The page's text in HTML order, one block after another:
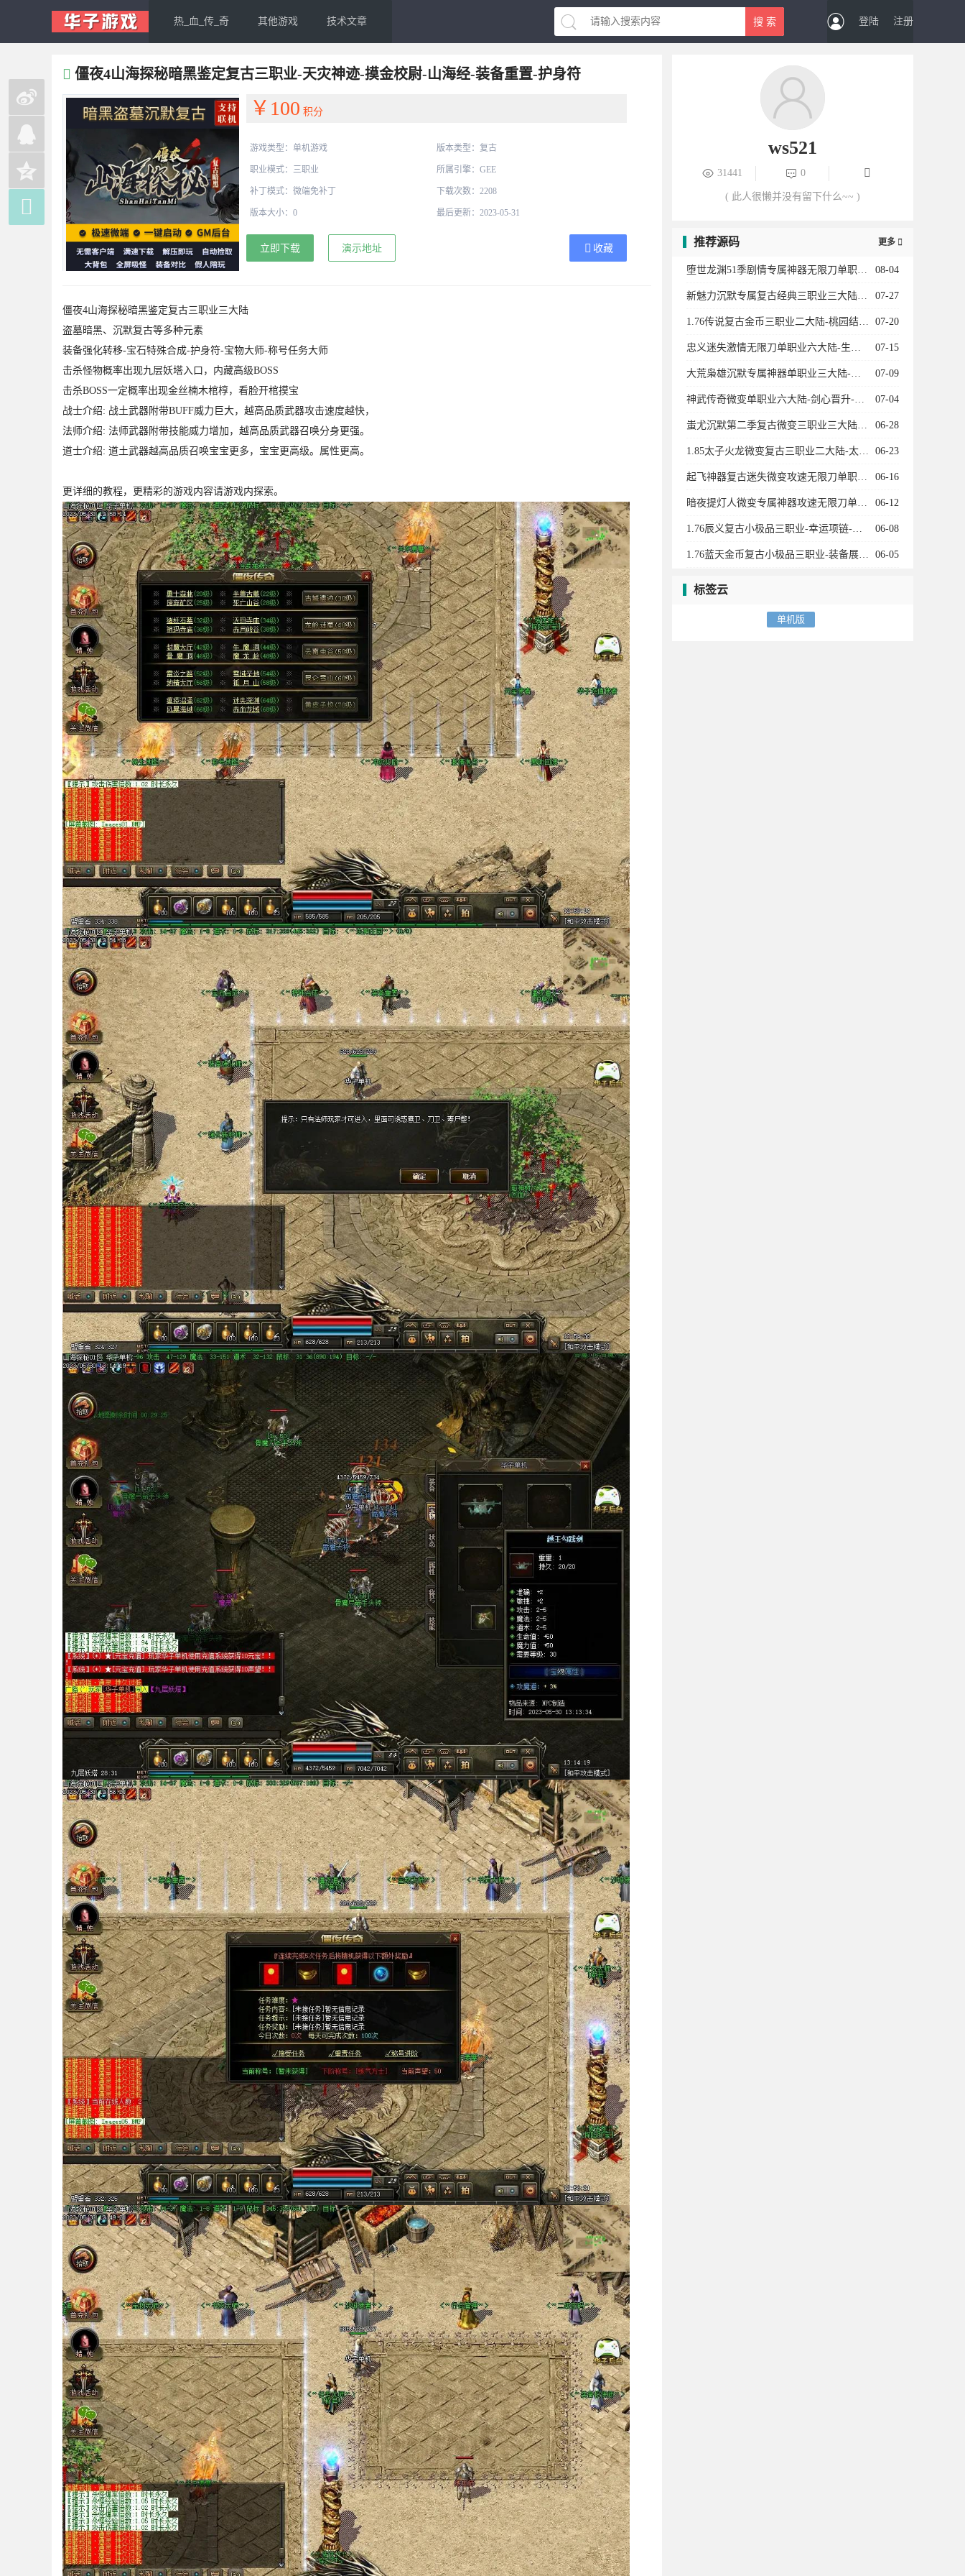
热_血_传_奇 其他游戏 技术文章 登陆 注册
僵夜4山海探秘暗黑鉴定复古三职业-天灾神迹-摸金校尉-山海经-装备重置-护身符
￥100 积分
游戏类型：单机游戏 版本类型：复古
职业模式：三职业 所属引擎：GEE
补丁模式：微端免补丁 下载次数：2208
版本大小：0 最后更新：2023-05-31
立即下载 演示地址 收藏
僵夜4山海探秘暗黑鉴定复古三职业三大陆
盗墓暗黑、沉默复古等多种元素
装备强化转移-宝石特殊合成-护身符-宝物大师-称号任务大师
击杀怪物概率出现九层妖塔入口，内藏高级BOSS
击杀BOSS一定概率出现金丝楠木棺椁，看脸开棺摸宝
战士介绍: 战土武器附带BUFF威力巨大，越高品质武器攻击速度越快，
法师介绍: 法师武器附带技能威力增加，越高品质武器召唤分身更强。
道士介绍: 道土武器越高品质召唤宝宝更多，宝宝更高级。属性更高。
更详细的教程，更精彩的游戏内容请游戏内探索。
ws521
31441 0
( 此人很懒并没有留下什么~~ )
更多 
推荐源码
08-04
堕世龙渊51季剧情专属神器无限刀单职业12大陆-勋章升级-骑士团-装备强化-BUFF系统
07-27
新魅力沉默专属复古经典三职业三大陆-法师宝宝-专属副本-卡牌收集-天师神荼-英雄圣碑
07-20
1.76传说复古金币三职业二大陆-桃园结义-传说女儿国-龍的传人-衣服互换-复古龙珠
07-15
忠义迷失激情无限刀单职业六大陆-生肖-魂骨-灵宠-召唤葫芦娃-龙宫探宝-星空棋局
07-09
大荒枭雄沉默专属神器单职业三大陆-宠物系统-装备加星-神兵阁-装备附魔-魔器融合
07-04
神武传奇微变单职业六大陆-剑心晋升-天赋觉醒-十二生肖-剑甲强化-天书奇录-剑甲BUFF
06-28
蚩尤沉默第二季复古微变三职业三大陆-神宠进化-生肖合成-技能强化-称号晋升-神机子
06-23
1.85太子火龙微变复古三职业二大陆-太子神珠-生命之源-天书使者-特殊锻造
06-16
起飞神器复古迷失微变攻速无限刀单职业11大陆-进阶礼包-召唤神兽-剑甲强化-特戒大师
06-12
暗夜提灯人微变专属神器攻速无限刀单职业五大陆-神兽空间-生肖强化-历练成佛
06-08
1.76辰义复古小极品三职业-幸运项链-武器炼化-皇榜回收
06-05
1.76蓝天金币复古小极品三职业-装备展示-蓝天衣服-武林至尊-黄金神兵
标签云
单机版
